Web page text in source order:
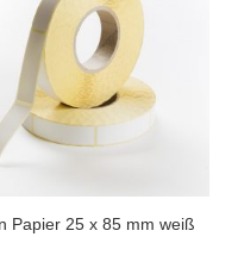
Papier 25 x 85 mm weiß